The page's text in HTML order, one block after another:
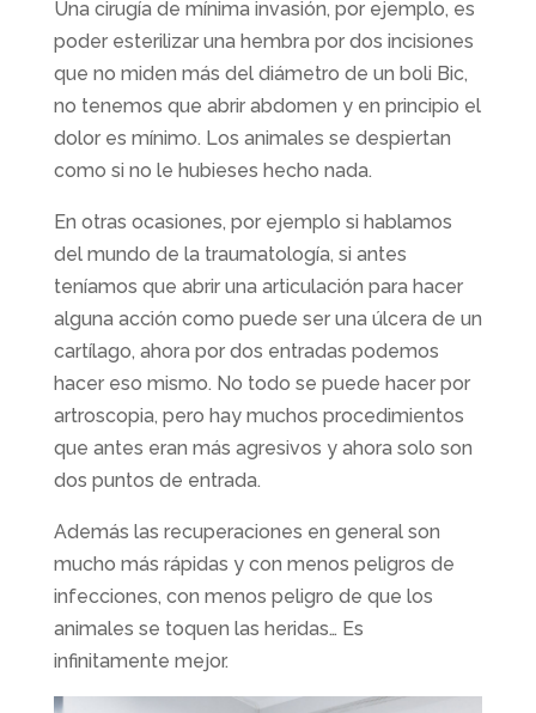
Una cirugía de mínima invasión, por ejemplo, es
poder esterilizar una hembra por dos incisiones
que no miden más del diámetro de un boli Bic,
no tenemos que abrir abdomen y en principio el
dolor es mínimo. Los animales se despiertan
como si no le hubieses hecho nada.
En otras ocasiones, por ejemplo si hablamos
del mundo de la traumatología, si antes
teníamos que abrir una articulación para hacer
alguna acción como puede ser una úlcera de un
cartílago, ahora por dos entradas podemos
hacer eso mismo. No todo se puede hacer por
artroscopia, pero hay muchos procedimientos
que antes eran más agresivos y ahora solo son
dos puntos de entrada.
Además las recuperaciones en general son
mucho más rápidas y con menos peligros de
infecciones, con menos peligro de que los
animales se toquen las heridas… Es
infinitamente mejor.